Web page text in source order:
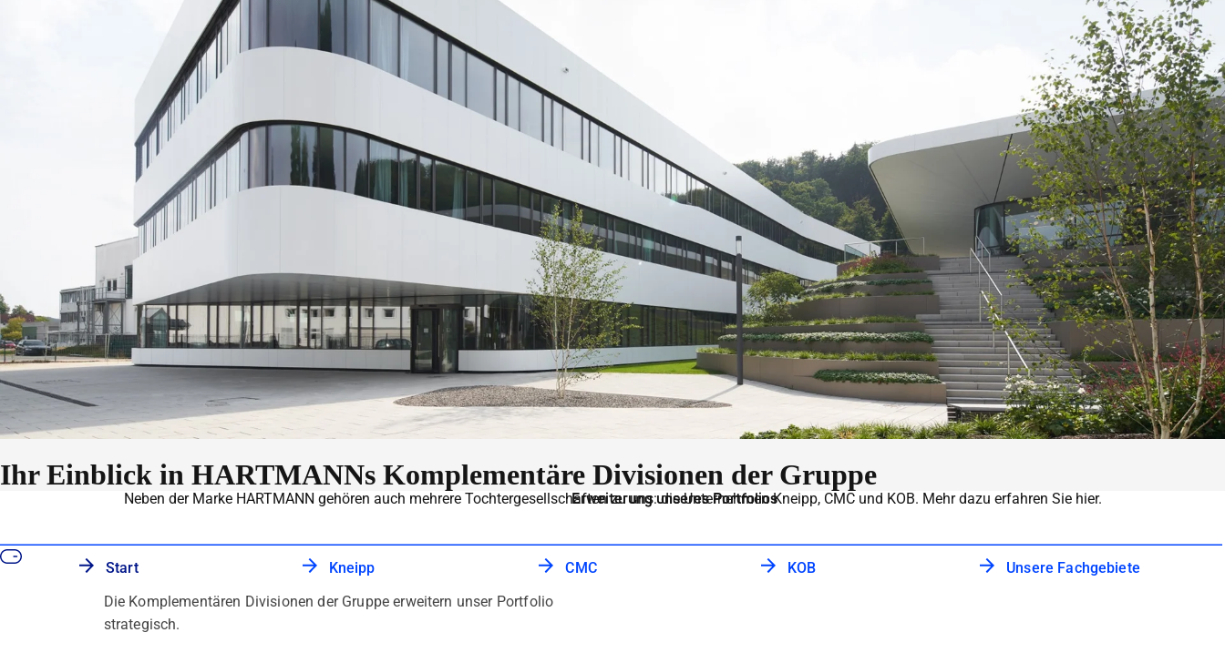
Ihr Einblick in HARTMANNs Komplementäre Divisionen der Gruppe
Erweiterung unseres Portfolios
Neben der Marke HARTMANN gehören auch mehrere Tochtergesellschaften zu uns:die Unternehmen Kneipp, CMC und KOB. Mehr dazu erfahren Sie hier.
Start Kneipp CMC KOB
Unsere Fachgebiete
Die Komplementären Divisionen der Gruppe erweitern unser Portfolio
strategisch.